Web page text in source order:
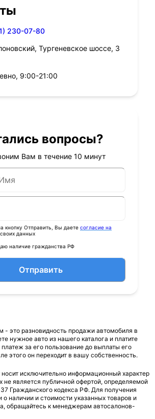
230-07-80
Тургеневское шоссе, 3
9:00-21:00
вопросы?
Вам в течение 10 минут
кнопку Отправить, Вы даете согласие на
своих данных
наличие гражданства РФ
Отправить
- это разновидность продажи автомобиля в
нужное авто из нашего каталога и платите
за его пользование до выплаты его
этого он переходит в вашу собственность.
исключительно информационный характер
не является публичной офертой, определяемой
Гражданского кодекса РФ. Для получения
наличии и стоимости указанных товаров и
обращайтесь к менеджерам автосалонов-